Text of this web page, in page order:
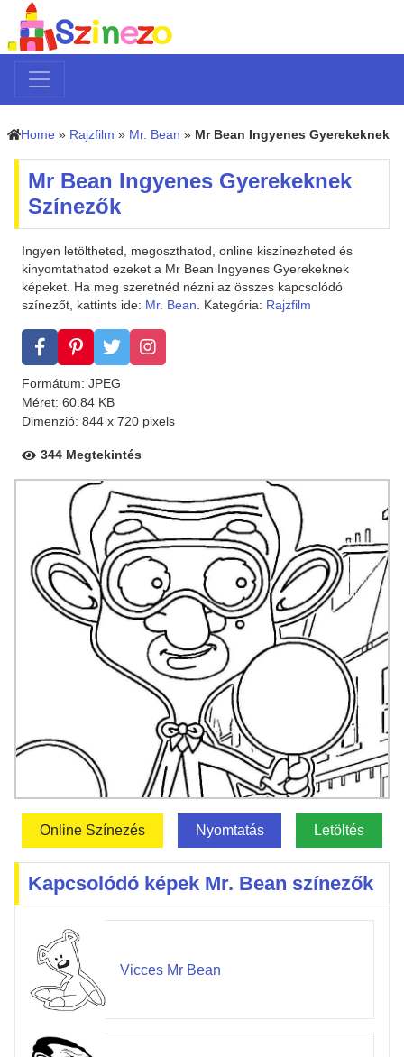
Home » Rajzfilm » Mr. Bean » Mr Bean Ingyenes Gyerekeknek
Mr Bean Ingyenes Gyerekeknek
Színezők
Ingyen letöltheted, megoszthatod, online kiszínezheted és
kinyomtathatod ezeket a Mr Bean Ingyenes Gyerekeknek
képeket. Ha meg szeretnéd nézni az összes kapcsolódó
színezőt, kattints ide: Mr. Bean. Kategória: Rajzfilm
Formátum: JPEG
Méret: 60.84 KB
Dimenzió: 844 x 720 pixels
344 Megtekintés
Online Színezés Nyomtatás Letöltés
Kapcsolódó képek Mr. Bean színezők
Vicces Mr Bean